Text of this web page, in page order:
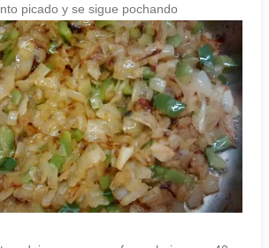
picado y se sigue pochando